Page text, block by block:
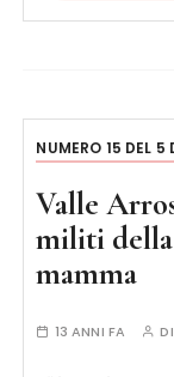
NUMERO 15 DEL 5
Valle
militi della
mamma
13 ANNI FA DI